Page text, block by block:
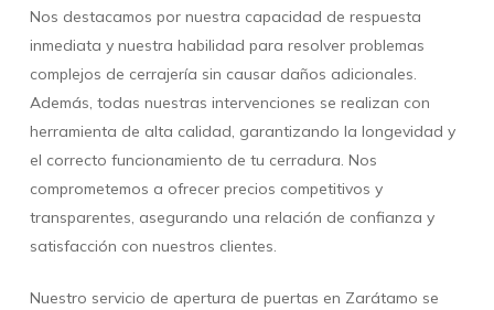
Nos destacamos por nuestra capacidad de respuesta
inmediata y nuestra habilidad para resolver problemas
complejos de cerrajería sin causar daños adicionales.
Además, todas nuestras intervenciones se realizan con
herramienta de alta calidad, garantizando la longevidad y
el correcto funcionamiento de tu cerradura. Nos
comprometemos a ofrecer precios competitivos y
transparentes, asegurando una relación de confianza y
satisfacción con nuestros clientes.
Nuestro servicio de apertura de puertas en Zarátamo se